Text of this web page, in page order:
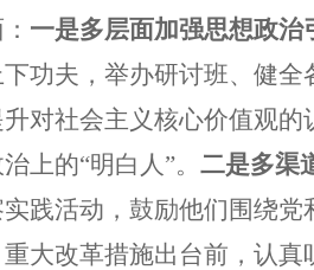
一是多层面加强思想政治
功夫，举办研讨班、健
对社会主义核心价值观
上的“明白人”。 二是多渠
践活动，鼓励他们围绕
大改革措施出台前，认